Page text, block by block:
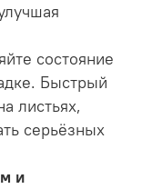
состояние
Быстрый
листьях,
серьёзных
и